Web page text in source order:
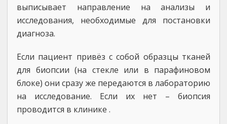
выписывает направление на анализы и
исследования, необходимые для постановки
диагноза.
Если пациент привёз с собой образцы тканей
для биопсии (на стекле или в парафиновом
блоке) они сразу же передаются в лабораторию
на исследование. Если их нет – биопсия
проводится в клинике .